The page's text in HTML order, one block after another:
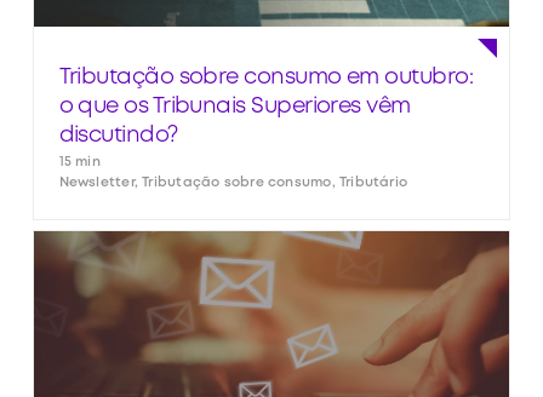
Tributação sobre consumo em outubro:
o que os Tribunais Superiores vêm
discutindo?
15 min
Newsletter, Tributação sobre consumo, Tributário